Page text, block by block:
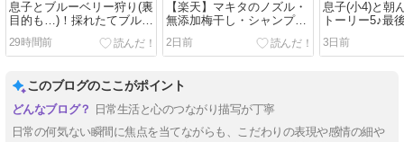
息子とブルーベリー狩り(裏
目的も…)！採れたてブルー
ベリーで贅沢スムージー
29時間前
【楽天】マキタのノズル・
無添加梅干し・シャンプ
ー・数か月ぶりにエクオー
ルを購入
2日前
息子(小4)と朝
トーリー5♪最
で覚醒した私
3日前
このブログのここがポイント
日常生活と心のつながり描写が丁寧
日常の何気ない瞬間に焦点を当てながらも、こだわりの表現や感情の細や